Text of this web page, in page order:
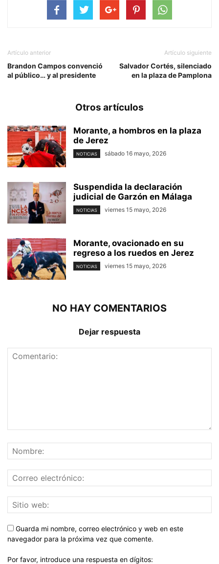
Artículo anterior
Brandon Campos convenció
al público… y al presidente
Artículo siguiente
Salvador Cortés, silenciado
en la plaza de Pamplona
Otros artículos
Morante, a hombros en la plaza
de Jerez
NOTICIAS sábado 16 mayo, 2026
Suspendida la declaración
judicial de Garzón en Málaga
NOTICIAS viernes 15 mayo, 2026
Morante, ovacionado en su
regreso a los ruedos en Jerez
NOTICIAS viernes 15 mayo, 2026
NO HAY COMENTARIOS
Dejar respuesta
Guarda mi nombre, correo electrónico y web en este
navegador para la próxima vez que comente.
Por favor, introduce una respuesta en dígitos: